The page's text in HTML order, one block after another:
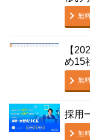
無
【
め15
無
採用
無